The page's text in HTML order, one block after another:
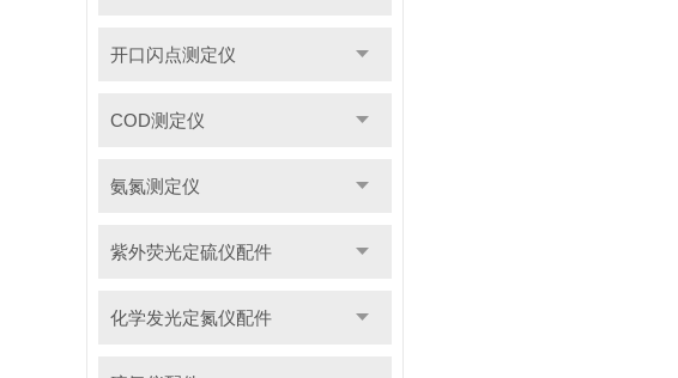
开口闪点测定仪
COD测定仪
氨氮测定仪
紫外荧光定硫仪配件
化学发光定氮仪配件